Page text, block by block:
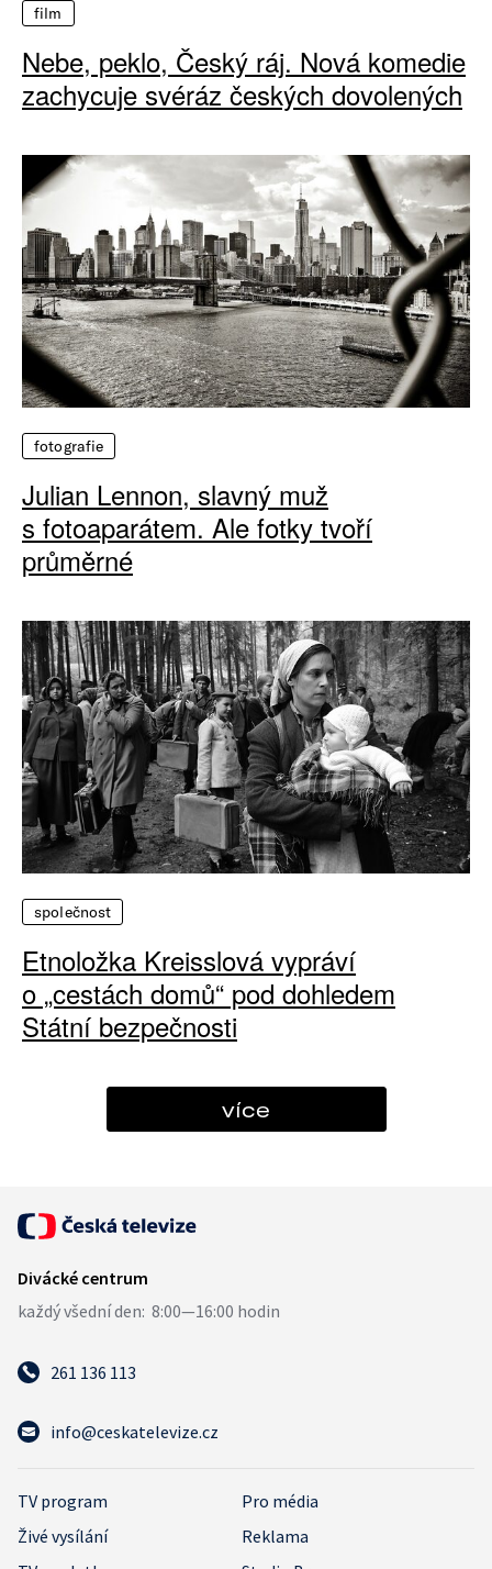
film
Nebe, peklo, Český ráj. Nová komedie
zachycuje svéráz českých dovolených
fotografie
Julian Lennon, slavný muž
s fotoaparátem. Ale fotky tvoří
průměrné
společnost
Etnoložka Kreisslová vypráví
o „cestách domů“ pod dohledem
Státní bezpečnosti
více
261 136 113
info@ceskatelevize.cz
TV program
Pro média
Živé vysílání
Reklama